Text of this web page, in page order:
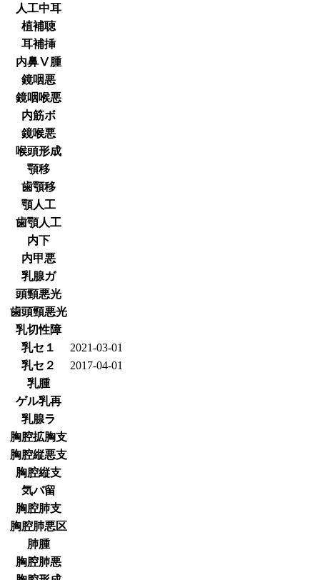
人工中耳
植補聴
耳補挿
内鼻Ⅴ腫
鏡咽悪
鏡咽喉悪
内筋ボ
鏡喉悪
喉頭形成
顎移
歯顎移
顎人工
歯顎人工
内下
内甲悪
乳腺ガ
頭頸悪光
歯頭頸悪光
乳切性障
乳セ１
2021-03-01
乳セ２
2017-04-01
乳腫
ゲル乳再
乳腺ラ
胸腔拡胸支
胸腔縦悪支
胸腔縦支
気バ留
胸腔肺支
胸腔肺悪区
肺腫
胸腔肺悪